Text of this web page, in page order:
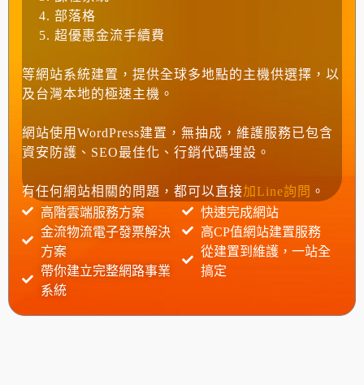
部落格
超優惠金流手續費
等網站系統建置，提供全球多地點的主機供選擇，以
及台灣本地的極速主機。
網站使用WordPress建置，無抽成，維護服務已包含
資安防護、SEO最佳化、行銷代碼埋設。
有任何網站相關的問題，都可以直接加Line詢問 。
高階雲端服務方案
金流物流電子發票解決
方案
帶你建立完整網路事業
系統
快速完成網站
高CP值網站建置服務
從建置到維護，一站全
搞定